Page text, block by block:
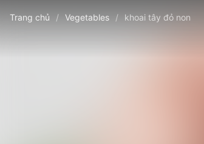
Trang chủ / Vegetables / khoai tây đỏ non